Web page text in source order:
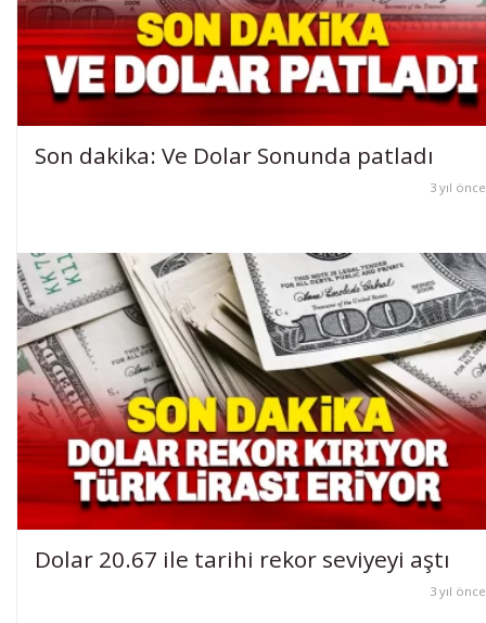
Son dakika: Ve Dolar Sonunda patladı
3 yıl önce
Dolar 20.67 ile tarihi rekor seviyeyi aştı
3 yıl önce